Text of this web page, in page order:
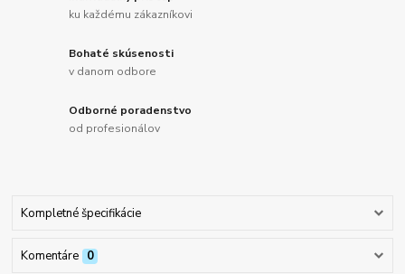
ku každému zákazníkovi
Bohaté skúsenosti
v danom odbore
Odborné poradenstvo
od profesionálov
Kompletné špecifikácie
Komentáre 0